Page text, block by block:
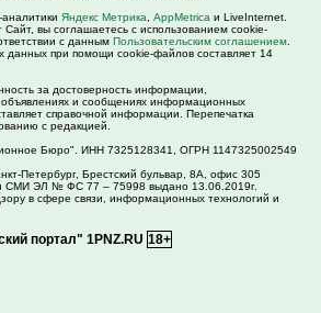
Яндекс Метрика AppMetrica и LiveInternet.
Сайт, вы соглашаетесь с использованием cookie-
с данным Пользовательским соглашением
данных при помощи cookie-файлов составляет 14
за достоверность информации,
и сообщениях информационных
справочной информации. Перепечатка
с редакцией.
Бюро". ИНН 7325128341, ОГРН 1147325002549
Петербург, Брестский бульвар, 8А, офис 305
СМИ ЭЛ № ФС 77 – 75998 выдано 13.06.2019г.
в сфере связи, информационных технологий и
портал" 1PNZ.RU 18+